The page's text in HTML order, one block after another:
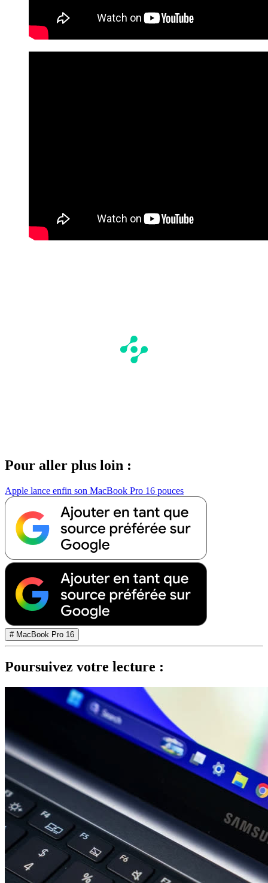
Pour aller plus loin :
Apple lance enfin son MacBook Pro 16 pouces
# MacBook Pro 16
Poursuivez votre lecture :